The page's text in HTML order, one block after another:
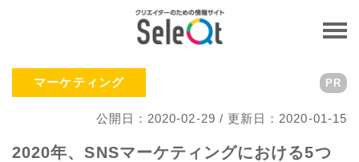
マーケティング
公開日：2020-02-29 / 更新日：2020-01-15
PR
2020年、SNSマーケティングにおける5つ